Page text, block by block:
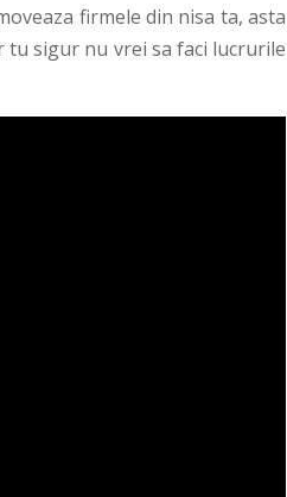
firmele din nisa ta, asta
tu sigur nu vrei sa faci lucrurile